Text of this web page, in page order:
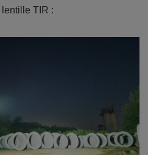
lentille TIR :